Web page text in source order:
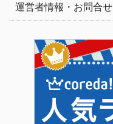
運営者情報・お問合せ